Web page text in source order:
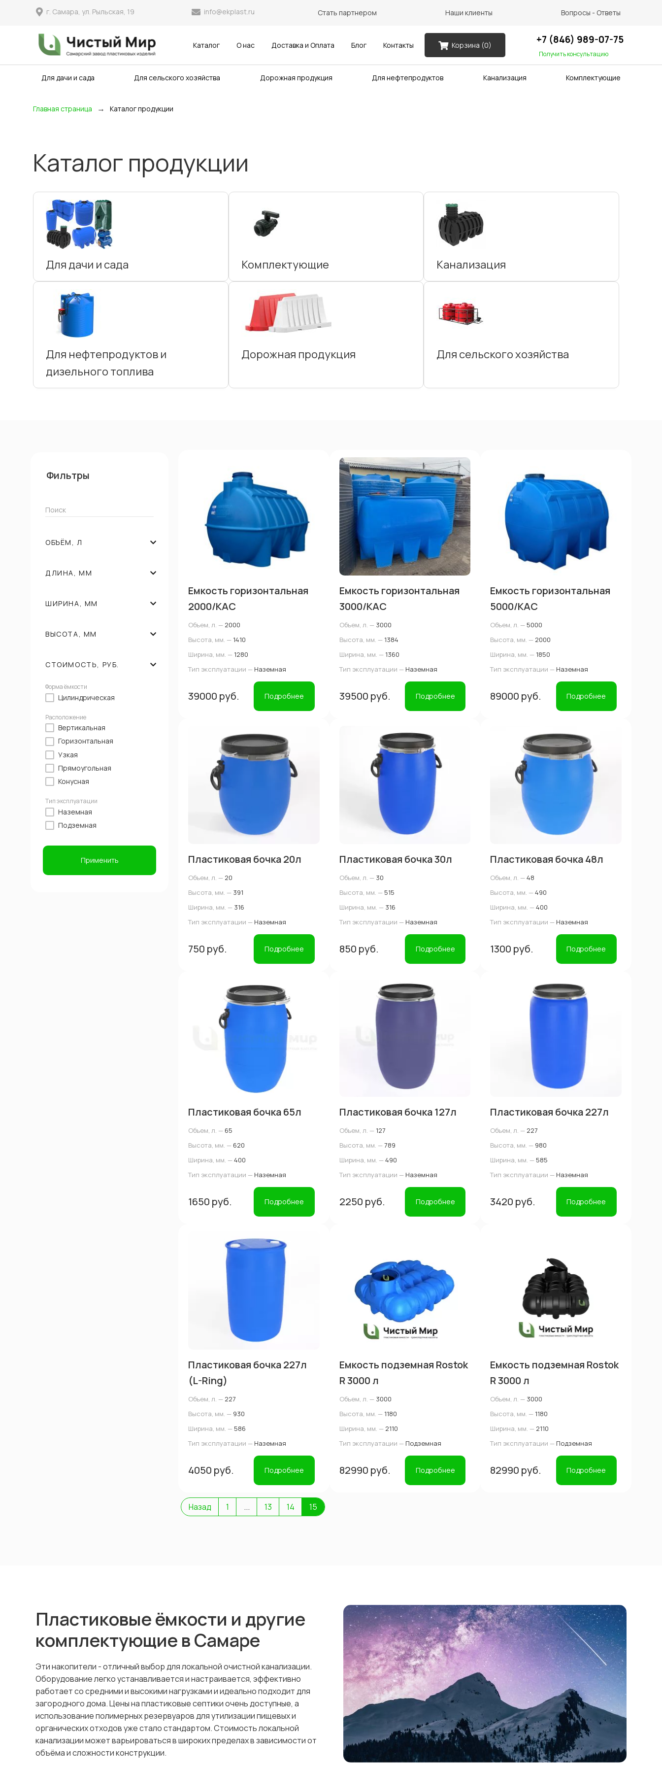
г. Самара, ул. Рыльская, 19 info@ekplast.ru Стать партнером Наши клиенты Вопросы - Ответы
Каталог О нас Доставка и Оплата Блог Контакты Корзина (0) +7 (846) 989-07-75
Получить консультацию
Для дачи и сада Для сельского хозяйства Дорожная продукция Для нефтепродуктов Канализация Комплектующие
Главная страница → Каталог продукции
Каталог продукции
Для дачи и сада Комплектующие Канализация
Для нефтепродуктов и
дизельного топлива
Дорожная продукция Для сельского хозяйства
Фильтры
Поиск
ОБЪЁМ, Л
ДЛИНА, ММ
ШИРИНА, ММ
ВЫСОТА, ММ
СТОИМОСТЬ, РУБ.
Форма ёмкости
Цилиндрическая
Расположение
Вертикальная
Горизонтальная
Узкая
Прямоугольная
Конусная
Тип эксплуатации
Наземная
Подземная
Применить
Емкость горизонтальная
2000/КАС
Объем, л. — 2000
Высота, мм. — 1410
Ширина, мм. — 1280
Тип эксплуатации — Наземная
39000 руб. Подробнее
Емкость горизонтальная
3000/КАС
Объем, л. —3000
Высота, мм. —1384
Ширина, мм. — 1360
Тип эксплуатации — Наземная
39500 руб. Подробнее
Емкость горизонтальная
5000/КАС
Объем, л. —5000
Высота, мм. — 2000
Ширина, мм. — 1850
Тип эксплуатации — Наземная
89000 руб. Подробнее
Пластиковая бочка 20л
Объем, л. — 20
Высота, мм. — 391
Ширина, мм. — 316
Тип эксплуатации — Наземная
750 руб. Подробнее
Пластиковая бочка 30л
Объем, л. —30
Высота, мм. —515
Ширина, мм. — 316
Тип эксплуатации — Наземная
850 руб. Подробнее
Пластиковая бочка 48л
Объем, л. —48
Высота, мм. —490
Ширина, мм. —400
Тип эксплуатации — Наземная
1300 руб. Подробнее
Пластиковая бочка 65л
Объем, л. — 65
Высота, мм. — 620
Ширина, мм. —400
Тип эксплуатации — Наземная
1650 руб. Подробнее
Пластиковая бочка 127л
Объем, л. —127
Высота, мм. —789
Ширина, мм. —490
Тип эксплуатации — Наземная
2250 руб. Подробнее
Пластиковая бочка 227л
Объем, л. — 227
Высота, мм. — 980
Ширина, мм. —585
Тип эксплуатации — Наземная
3420 руб. Подробнее
Пластиковая бочка 227л
(L-Ring)
Объем, л. — 227
Высота, мм. — 930
Ширина, мм. —586
Тип эксплуатации — Наземная
4050 руб. Подробнее
Емкость подземная Rostok
R 3000 л
Объем, л. —3000
Высота, мм. —1180
Ширина, мм. — 2110
Тип эксплуатации — Подземная
82990 руб. Подробнее
Емкость подземная Rostok
R 3000 л
Объем, л. — 3000
Высота, мм. — 1180
Ширина, мм. — 2110
Тип эксплуатации — Подземная
82990 руб. Подробнее
Назад 1 ... 13 14 15
Пластиковые ёмкости и другие
комплектующие в Самаре
Эти накопители - отличный выбор для локальной очистной канализации.
Оборудование легко устанавливается и настраивается, эффективно
работает со средними и высокими нагрузками и идеально подходит для
загородного дома. Цены на пластиковые септики очень доступные, а
использование полимерных резервуаров для утилизации пищевых и
органических отходов уже стало стандартом. Стоимость локальной
канализации может варьироваться в широких пределах в зависимости от
объёма и сложности конструкции.